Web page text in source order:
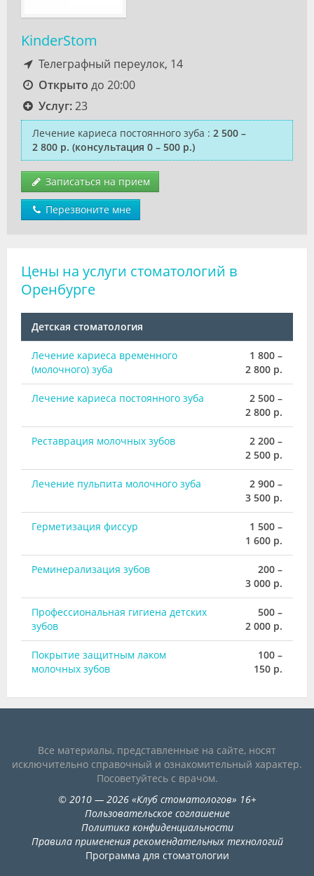
KinderStom
Телеграфный переулок, 14
Открыто до 20:00
Услуг:23
Лечение кариеса постоянного зуба : 2 500 –
2 800 р. (консультация 0 – 500 р.)
Записаться на прием
Перезвоните мне
Цены на услуги стоматологий в
Оренбурге
Детская стоматология
Лечение кариеса временного
(молочного) зуба
1 800 –
2 800 р.
Лечение кариеса постоянного зуба
2 500 –
2 800 р.
Реставрация молочных зубов
2 200 –
2 500 р.
Лечение пульпита молочного зуба
2 900 –
3 500 р.
Герметизация фиссур
1 500 –
1 600 р.
Реминерализация зубов
200 –
3 000 р.
Профессиональная гигиена детских
зубов
500 –
2 000 р.
Покрытие защитным лаком
молочных зубов
100 –
150 р.
Все материалы, представленные на сайте, носят
исключительно справочный и ознакомительный характер.
Посоветуйтесь с врачом.
© 2010— 2026«Клуб стоматологов» 16+
Пользовательское соглашение
Политика конфиденциальности
Правила применения рекомендательных технологий
Программа для стоматологии